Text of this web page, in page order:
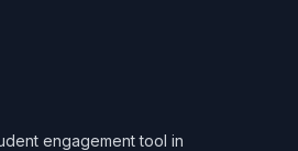
engagement tool in